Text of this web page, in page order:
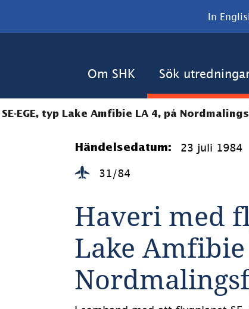
In
Om SHK Sök
EGE, typ Lake Amfibie LA 4, på
Händelsedatum: 23 juli 1984
31/84
Haveri med
Lake